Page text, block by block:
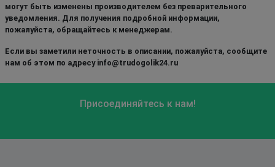
могут быть изменены производителем без преварительного
уведомления. Для получения подробной информации,
пожалуйста, обращайтесь к менеджерам.
Если вы заметили неточность в описании, пожалуйста, сообщите
нам об этом по адресу info@trudogolik24.ru
Присоединяйтесь к нам!